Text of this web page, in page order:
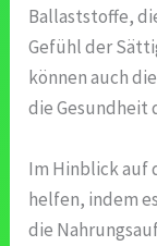
Ballaststoffe,
Gefühl der
können auch
die Gesundheit
Im Hinblick auf
helfen, indem
die